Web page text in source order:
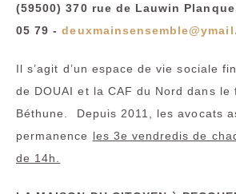
(59500) 370 rue de Lauwin
05 79 -
Il s’agit d’un espace de vie sociale
de DOUAI et la CAF du Nord dans le
Béthune. Depuis 2011, les avocats
permanence les 3e vendredis de
de 14h.